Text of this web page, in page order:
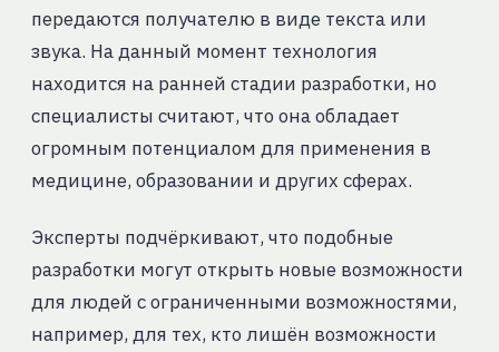
передаются получателю в виде текста или
звука. На данный момент технология
находится на ранней стадии разработки, но
специалисты считают, что она обладает
огромным потенциалом для применения в
медицине, образовании и других сферах.
Эксперты подчёркивают, что подобные
разработки могут открыть новые возможности
для людей с ограниченными возможностями,
например, для тех, кто лишён возможности